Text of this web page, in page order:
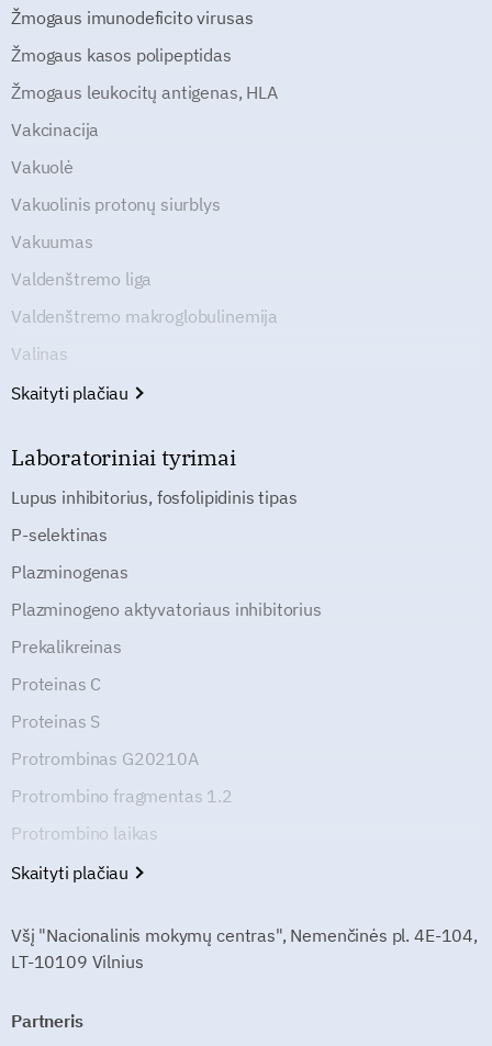
Žmogaus imunodeficito virusas
Žmogaus kasos polipeptidas
Žmogaus leukocitų antigenas, HLA
Vakcinacija
Vakuolė
Vakuolinis protonų siurblys
Vakuumas
Valdenštremo liga
Valdenštremo makroglobulinemija
Valinas
Skaityti plačiau
Laboratoriniai tyrimai
Lupus inhibitorius, fosfolipidinis tipas
P-selektinas
Plazminogenas
Plazminogeno aktyvatoriaus inhibitorius
Prekalikreinas
Proteinas C
Proteinas S
Protrombinas G20210A
Protrombino fragmentas 1.2
Protrombino laikas
Skaityti plačiau
Všį "Nacionalinis mokymų centras", Nemenčinės pl. 4E-104,
LT-10109 Vilnius
Partneris